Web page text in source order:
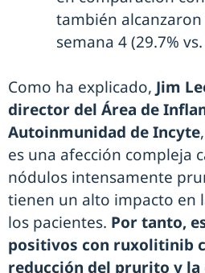
también alcanzaron
semana 4 (29.7%
Como ha explicado, Jim
director del Área de
Autoinmunidad de Incyte
es una afección compleja
nódulos intensamente
tienen un alto impacto en
los pacientes. Por tanto,
positivos con ruxolitinib
reducción del prurito y